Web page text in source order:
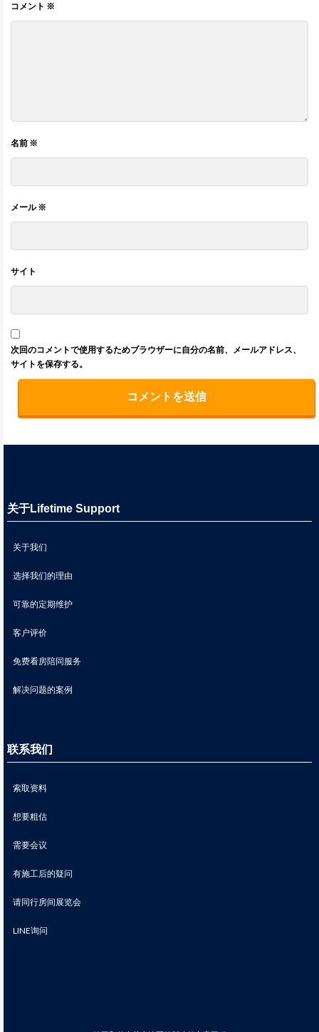
コメント ※
名前 ※
メール※
サイト
次回のコメントで使用するためブラウザーに自分の名前、メールアドレス、
サイトを保存する。
关于Lifetime Support
关于我们
选择我们的理由
可靠的定期维护
客户评价
免费看房陪同服务
解决问题的案例
联系我们
索取资料
想要粗估
需要会议
有施工后的疑问
请同行房间展览会
LINE询问